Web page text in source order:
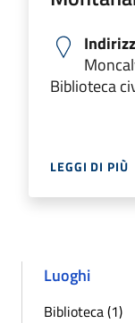
Biblioteca
LEGGI DI PIÙ
Luoghi
Biblioteca (1)